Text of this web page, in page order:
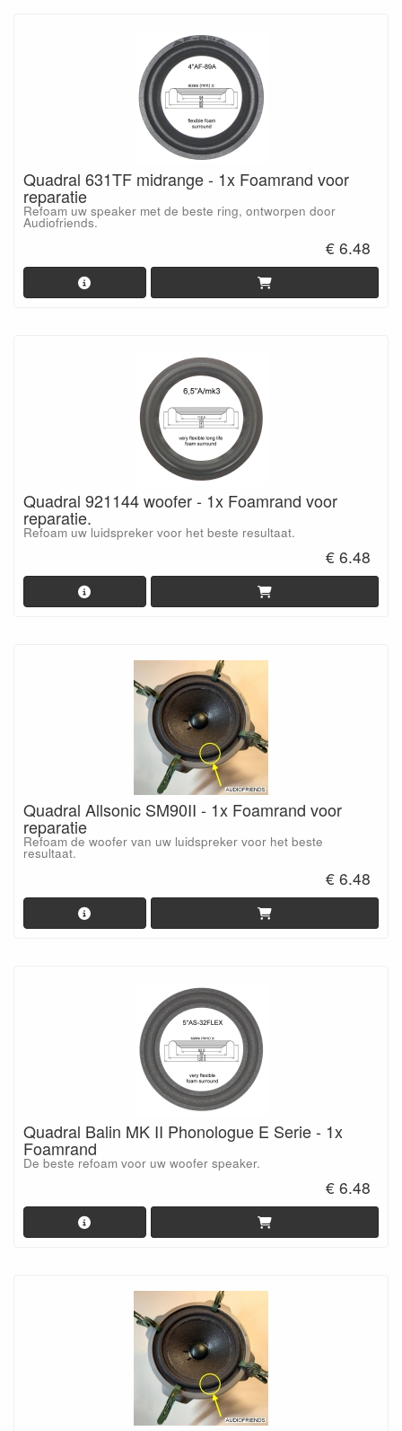
Quadral 631TF midrange - 1x Foamrand voor
reparatie
Refoam uw speaker met de beste ring, ontworpen door
Audiofriends.
€ 6.48
Quadral 921144 woofer - 1x Foamrand voor
reparatie.
Refoam uw luidspreker voor het beste resultaat.
€ 6.48
Quadral Allsonic SM90II - 1x Foamrand voor
reparatie
Refoam de woofer van uw luidspreker voor het beste
resultaat.
€ 6.48
Quadral Balin MK II Phonologue E Serie - 1x
Foamrand
De beste refoam voor uw woofer speaker.
€ 6.48